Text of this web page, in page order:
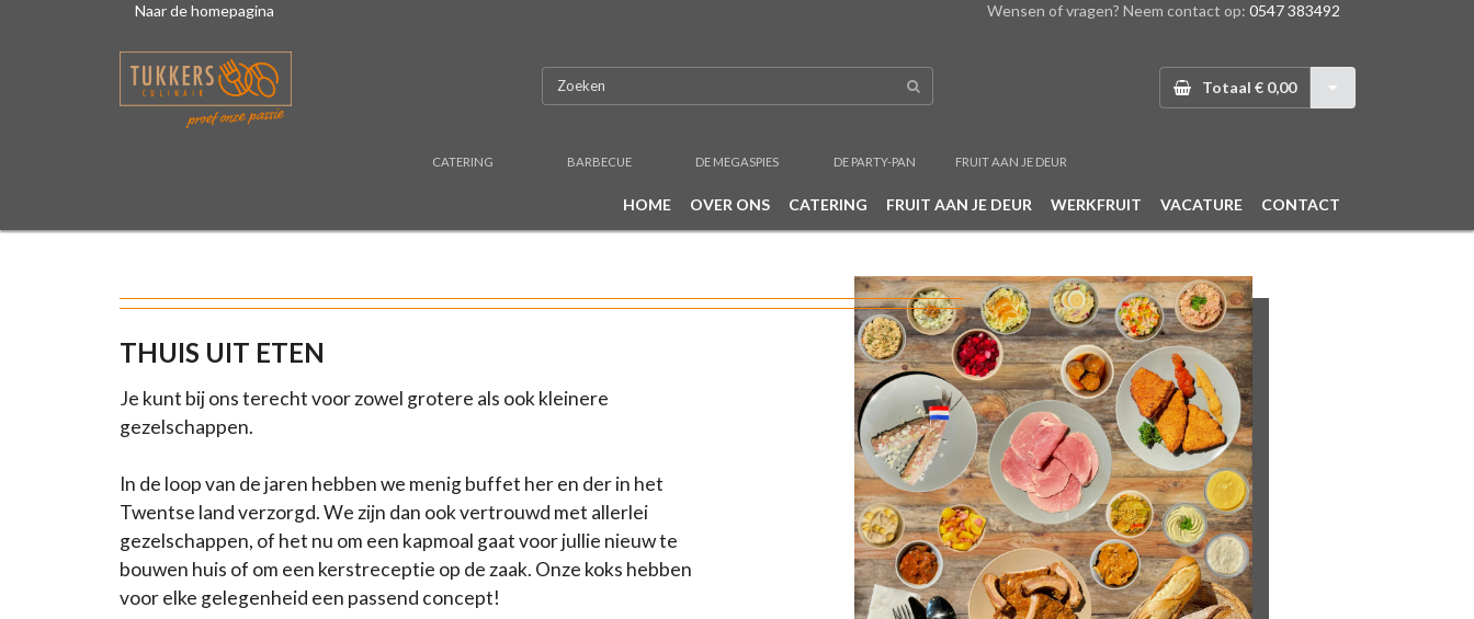
Naar de homepagina Wensen of vragen? Neem contact op: 0547 383492
Totaal € 0,00
CATERING BARBECUE DE MEGASPIES DE PARTY-PAN FRUIT AAN JE DEUR
HOME OVER ONS CATERING FRUIT AAN JE DEUR WERKFRUIT VACATURE CONTACT
THUIS UIT ETEN
Je kunt bij ons terecht voor zowel grotere als ook kleinere
gezelschappen.
In de loop van de jaren hebben we menig buffet her en der in het
Twentse land verzorgd. We zijn dan ook vertrouwd met allerlei
gezelschappen, of het nu om een kapmoal gaat voor jullie nieuw te
bouwen huis of om een kerstreceptie op de zaak. Onze koks hebben
voor elke gelegenheid een passend concept!